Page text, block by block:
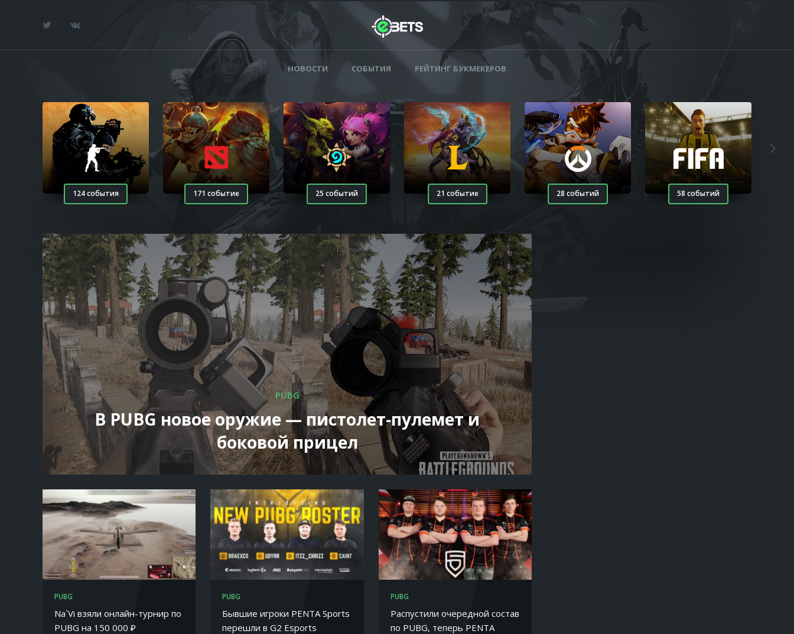
НОВОСТИ СОБЫТИЯ РЕЙТИНГ БУКМЕКЕРОВ
124 события 171 событие 25 событий 21 событие 28 событий 58 событий
PUBG
В PUBG новое оружие — пистолет-пулемет и
боковой прицел
PUBG
Na`Vi взяли онлайн-турнир по
PUBG на 150 000 ₽
PUBG
Бывшие игроки PENTA Sports
перешли в G2 Esports
PUBG
Распустили очередной состав
по PUBG, теперь PENTA